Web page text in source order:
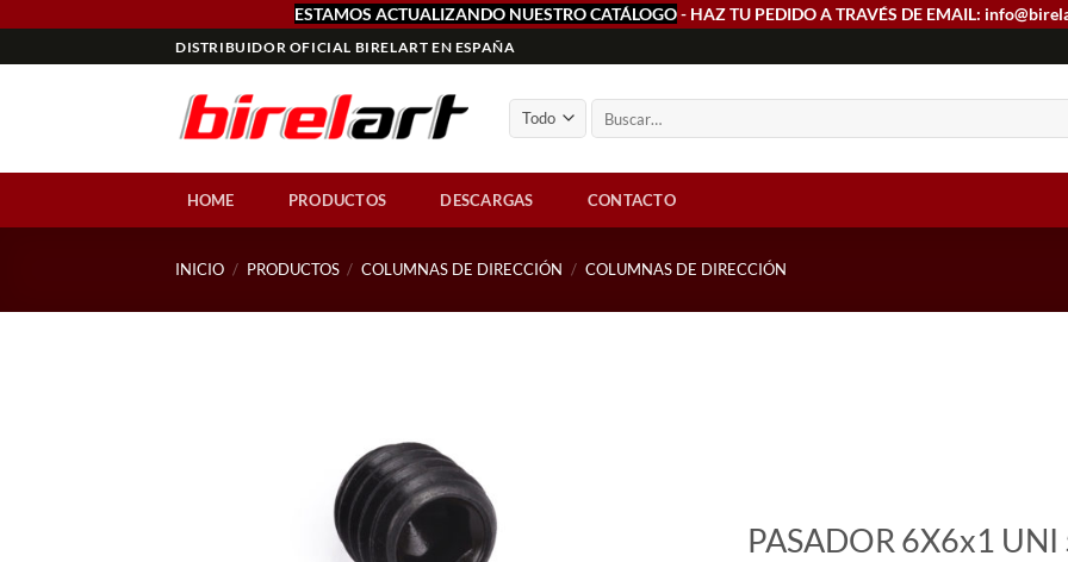
ESTAMOS ACTUALIZANDO NUESTRO CATÁLOGO- HAZ TU PEDIDO A TRAVÉS DE EMAIL:
al
DISTRIBUIDOR OFICIAL BIRELART EN ESPAÑA
HOME PRODUCTOS DESCARGAS CONTACTO
INICIO / PRODUCTOS / COLUMNAS DE DIRECCIÓN / COLUMNAS DE DIRECCIÓN
PASADOR 6X6x1